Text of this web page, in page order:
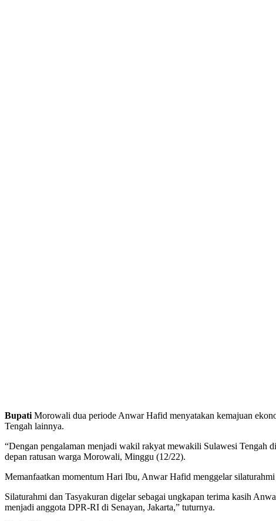
Bupati Morowali dua periode Anwar Hafid menyatakan kemajuan
Tengah lainnya.
“Dengan pengalaman menjadi wakil rakyat mewakili Sulawesi Tengah
depan ratusan warga Morowali, Minggu (12/22).
Memanfaatkan momentum Hari Ibu, Anwar Hafid menggelar
Silaturahmi dan Tasyakuran digelar sebagai ungkapan terima kasih
menjadi anggota DPR-RI di Senayan, Jakarta,” tuturnya.